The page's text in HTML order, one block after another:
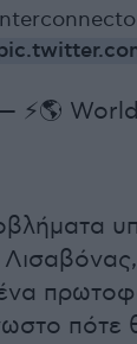
⚡️🌎
πότε